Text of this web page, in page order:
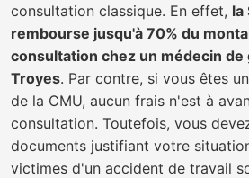
consultation classique. En effet, la
rembourse jusqu'à 70% du
consultation chez un médecin
Troyes. Par contre, si vous êtes
de la CMU, aucun frais n'est à
consultation. Toutefois, vous
documents justifiant votre
victimes d'un accident de travail